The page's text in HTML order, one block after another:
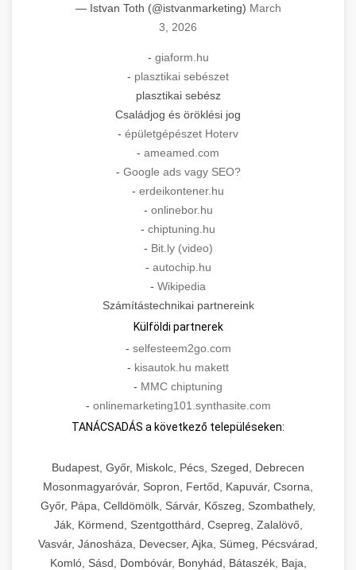
— Istvan Toth (@istvanmarketing) March
3, 2026
- giaform.hu
- plasztikai sebészet
plasztikai sebész
Családjog és öröklési jog
- épületgépészet Hoterv
- ameamed.com
- Google ads vagy SEO?
- erdeikontener.hu
- onlinebor.hu
- chiptuning.hu
- Bit.ly (video)
- autochip.hu
- Wikipedia
Számítástechnikai partnereink
Külföldi partnerek
- selfesteem2go.com
- kisautok.hu makett
- MMC chiptuning
- onlinemarketing101.synthasite.com
TANÁCSADÁS a következő településeken:
Budapest, Győr, Miskolc, Pécs, Szeged, Debrecen
Mosonmagyaróvár, Sopron, Fertőd, Kapuvár, Csorna,
Győr, Pápa, Celldömölk, Sárvár, Kőszeg, Szombathely,
Ják, Körmend, Szentgotthárd, Csepreg, Zalalövő,
Vasvár, Jánosháza, Devecser, Ajka, Sümeg, Pécsvárad,
Komló, Sásd, Dombóvár, Bonyhád, Bátaszék, Baja,